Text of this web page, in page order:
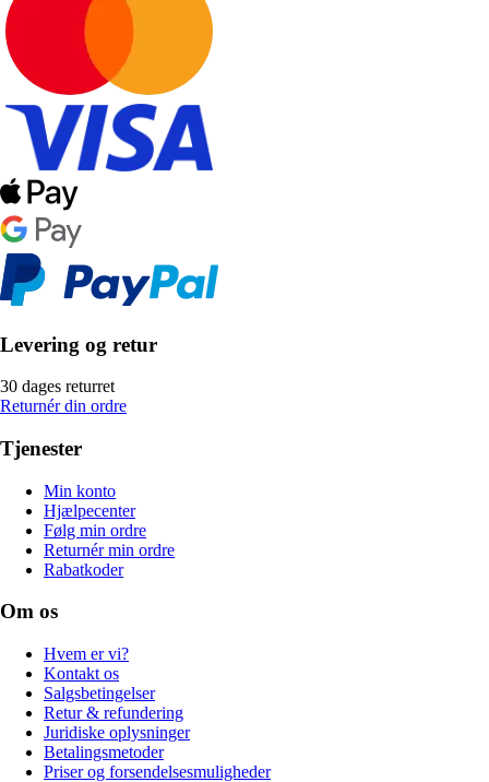
Levering og retur
30 dages returret
Returnér din ordre
Tjenester
Min konto
Hjælpecenter
Følg min ordre
Returnér min ordre
Rabatkoder
Om os
Hvem er vi?
Kontakt os
Salgsbetingelser
Retur & refundering
Juridiske oplysninger
Betalingsmetoder
Priser og forsendelsesmuligheder